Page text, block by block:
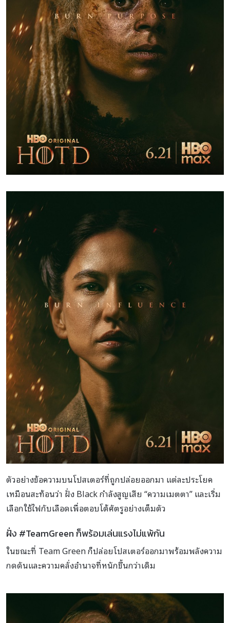
ตัวอย่างข้อความบนโปสเตอร์ที่ถูกปล่อยออกมา แต่ละประโยค
เหมือนสะท้อนว่า ฝั่ง Black กำลังสูญเสีย “ความเมตตา” และเริ่ม
เลือกใช้ไฟกับเลือดเพื่อตอบโต้ศัตรูอย่างเต็มตัว
ฝั่ง #TeamGreen ก็พร้อมเล่นแรงไม่แพ้กัน
ในขณะที่ Team Green ก็ปล่อยโปสเตอร์ออกมาพร้อมพลังความ
กดดันและความคลั่งอำนาจที่หนักขึ้นกว่าเดิม